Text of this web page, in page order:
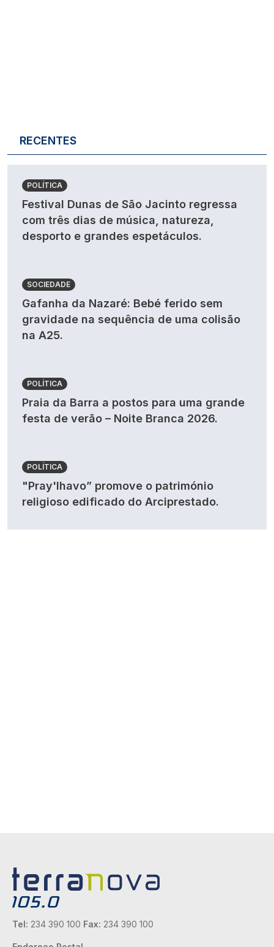
RECENTES
POLÍTICA
Festival Dunas de São Jacinto regressa
com três dias de música, natureza,
desporto e grandes espetáculos.
SOCIEDADE
Gafanha da Nazaré: Bebé ferido sem
gravidade na sequência de uma colisão
na A25.
POLÍTICA
Praia da Barra a postos para uma grande
festa de verão – Noite Branca 2026.
POLÍTICA
"Pray'lhavo” promove o património
religioso edificado do Arciprestado.
Tel: 234 390 100 Fax: 234 390 100